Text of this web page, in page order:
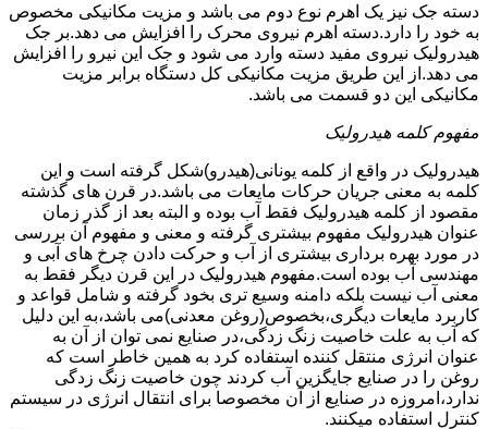
دسته جک نیز یک اهرم نوع دوم می باشد و مزیت مکانیکی مخصوص
به خود را دارد.دسته اهرم نیروی محرک را افزایش می دهد.بر جک
هیدرولیک نیروی مفید دسته وارد می شود و جک این نیرو را افزایش
می دهد.از این طریق مزیت مکانیکی کل دستگاه برابر مزیت
مکانیکی این دو قسمت می باشد.
مفهوم کلمه هیدرولیک
هیدرولیک در واقع از کلمه یونانی(هیدرو)شکل گرفته است و این
کلمه به معنی جریان حرکات مایعات می باشد.در قرن های گذشته
مقصود از کلمه هیدرولیک فقط آب بوده و البته بعد از گذر زمان
عنوان هیدرولیک مفهوم بیشتری گرفته و معنی و مفهوم آن بررسی
در مورد بهره برداری بیشتری از آب و حرکت دادن چرخ های آبی و
مهندسی آب بوده است.مفهوم هیدرولیک در این قرن دیگر فقط به
معنی آب نیست بلکه دامنه وسیع تری بخود گرفته و شامل قواعد و
کاربرد مایعات دیگری،بخصوص(روغن معدنی)می باشد،به این دلیل
که آب به علت خاصیت زنگ زدگی،در صنایع نمی توان از آن به
عنوان انرژی منتقل کننده استفاده کرد به همین خاطر است که
روغن را در صنایع جایگزین آب کردند چون خاصیت زنگ زدگی
ندارد،امروزه در صنایع از آن مخصوصا برای انتقال انرژی در سیستم
کنترل استفاده میکنند.